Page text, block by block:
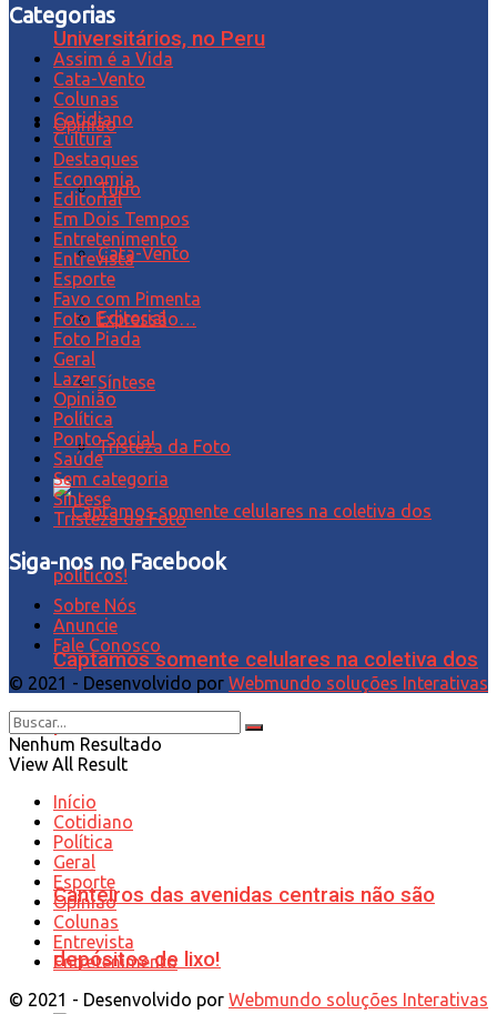
Universitários, no Peru
Opinião
Tudo
Cata-Vento
Editorial
Síntese
Tristeza da Foto
Captamos somente celulares na coletiva dos
políticos!
Canteiros das avenidas centrais não são
depósitos de lixo!
Categorias
Assim é a Vida
Cata-Vento
Colunas
Cotidiano
Cultura
Destaques
Economia
Editorial
Em Dois Tempos
Entretenimento
Entrevista
Esporte
Favo com Pimenta
Foto Expressão…
Foto Piada
Geral
Lazer
Opinião
Política
Ponto Social
Saúde
Sem categoria
Síntese
Tristeza da Foto
Siga-nos no Facebook
Sobre Nós
Anuncie
Fale Conosco
© 2021 - Desenvolvido por Webmundo soluções Interativas
Nenhum Resultado
View All Result
Início
Cotidiano
Política
Geral
Esporte
Opinião
Colunas
Entrevista
Entretenimento
© 2021 - Desenvolvido por Webmundo soluções Interativas